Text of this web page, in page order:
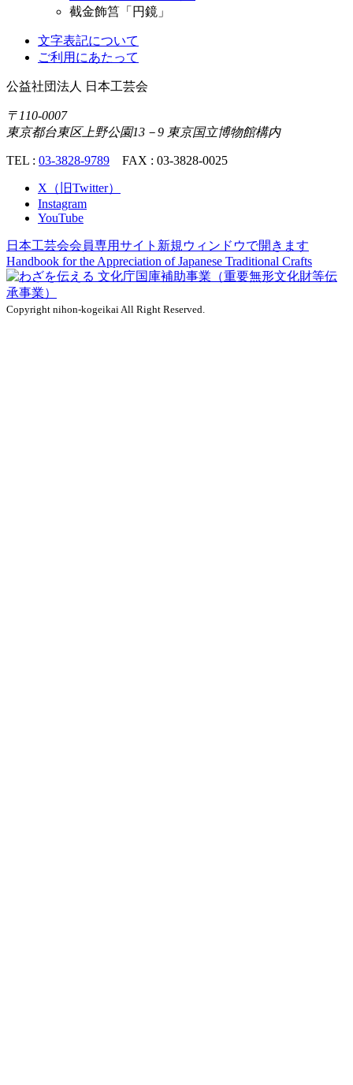
截金飾筥「円鏡」
文字表記について
ご利用にあたって
公益社団法人 日本工芸会
〒110-0007
東京都台東区上野公園13－9 東京国立博物館構内
TEL : 03-3828-9789 FAX : 03-3828-0025
X（旧Twitter）
Instagram
YouTube
日本工芸会会員専用サイト 新規ウィンドウで開きます
Handbook for the Appreciation ofJapanese Traditional Crafts
Copyright nihon-kogeikai All Right Reserved.